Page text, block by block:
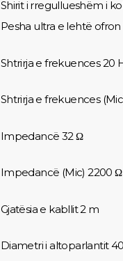
Shirit i rregullueshëm i
Pesha ultra e lehtë
Shtrirja e frekuences 20
Shtrirja e frekuences
Impedancë 32 Ω
Impedancë (Mic) 2200 Ω
Gjatësia e kabllit 2 m
Diametri i altoparlantit